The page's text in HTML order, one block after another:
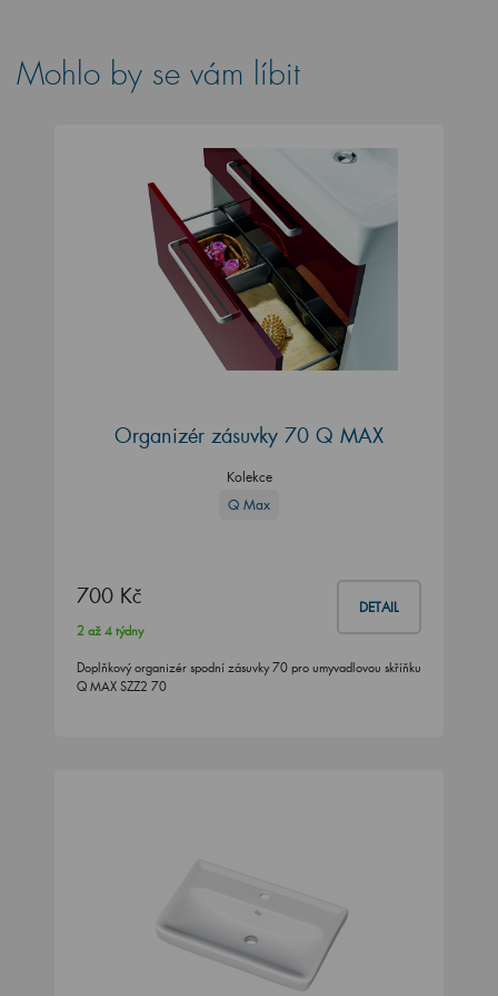
Mohlo by se vám líbit
Organizér zásuvky 70 Q MAX
Kolekce
Q Max
700 Kč DETAIL
2 až 4 týdny
Doplňkový organizér spodní zásuvky 70 pro umyvadlovou skříňku
Q MAX SZZ2 70